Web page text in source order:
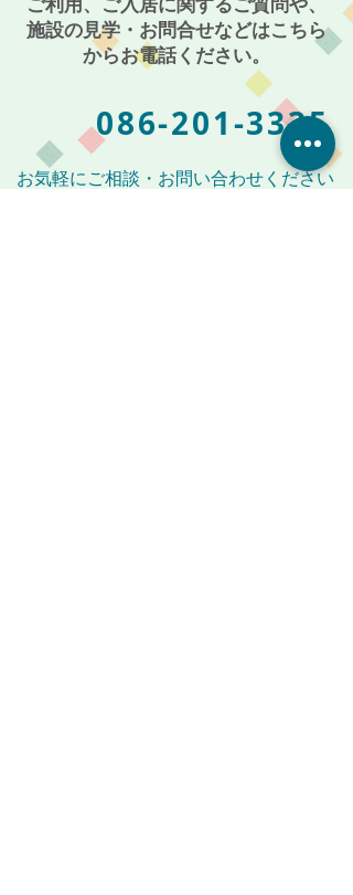
ご利用、ご入居に関するご質問や、
施設の見学・お問合せなどはこちら
からお電話ください。
086-201-3335
お気軽にご相談・お問い合わせください